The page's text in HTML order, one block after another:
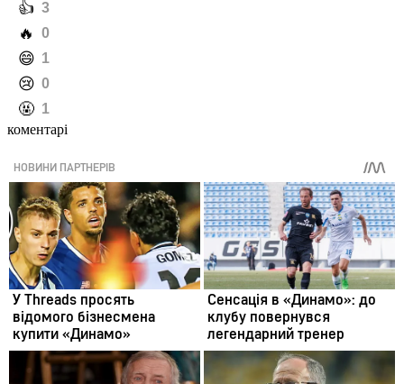
️👍 3
️🔥 0
️😄 1
️😢 0
️🤬 1
коментарі